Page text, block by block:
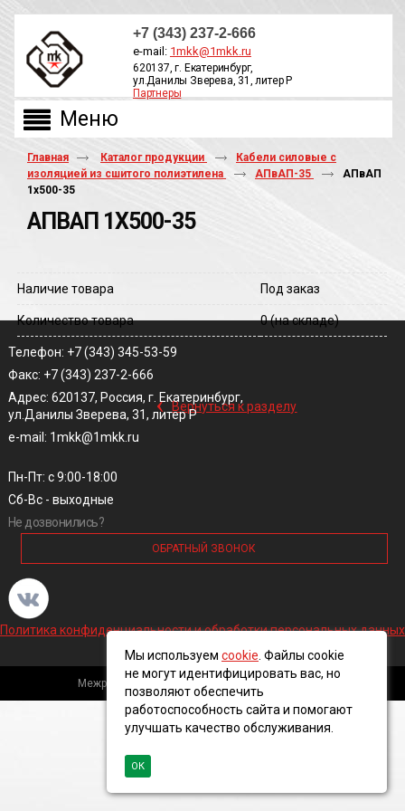
+7 (343) 237-2-666
e-mail: 1mkk@1mkk.ru
620137, г. Екатеринбург,
ул.Данилы Зверева, 31, литер Р
Партнеры
Главная Каталог продукции
Кабели силовые с
изоляцией из сшитого полиэтилена
АПвАП-35
АПвАП
1х500-35
АПВАП 1Х500-35
Наличие товара Под заказ
Количество товара 0(на складе)
‹ Вернуться к разделу
Телефон: +7 (343) 345-53-59
Факс: +7 (343) 237-2-666
Адрес: 620137, Россия, г. Екатеринбург,
ул.Данилы Зверева, 31, литер Р
e-mail: 1mkk@1mkk.ru
Пн-Пт: с 9:00-18:00
Сб-Вс - выходные
Не дозвонились?
ОБРАТНЫЙ ЗВОНОК
Политика конфиденциальности и обработки персональных данных
Межрегиональная кабельная компания, 2016 ©
Мы используем cookie . Файлы cookie
не могут идентифицировать вас, но
позволяют обеспечить
работоспособность сайта и помогают
улучшать качество обслуживания.
ОК